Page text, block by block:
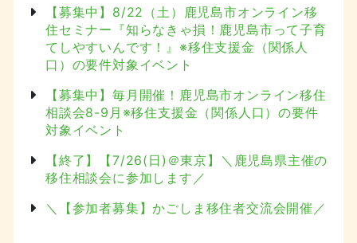
【募集中】8/22（土）鹿児島市オンライン移
住セミナー『知らなきゃ損！鹿児島市って子育
てしやすいんです！』※移住支援金（関係人
口）の要件対象イベント
【募集中】毎月開催！鹿児島市オンライン移住
相談会8-9月※移住支援金（関係人口）の要件
対象イベント
【終了】【7/26(日)＠東京】＼鹿児島県主催の
移住相談会に参加します／
＼【参加者募集】かごしま移住者交流会開催／